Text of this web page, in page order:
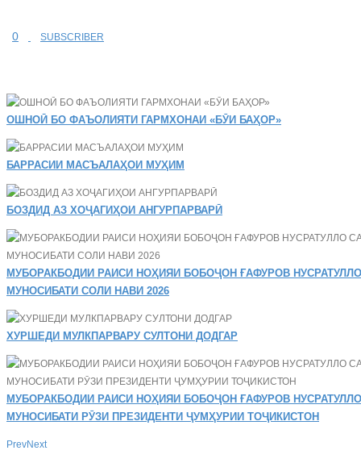
0 SUBSCRIBER
ОШНОӢ БО ФАЪОЛИЯТИ ГАРМХОНАИ «БӮИ БАҲОР»
БАРРАСИИ МАСЪАЛАҲОИ МУҲИМ
БОЗДИД АЗ ХОҶАГИҲОИ АНГУРПАРВАРӢ
МУБОРАКБОДИИ РАИСИ НОҲИЯИ БОБОҶОН ҒАФУРОВ
МУНОСИБАТИ СОЛИ НАВИ 2026
ХУРШЕДИ МУЛКПАРВАРУ СУЛТОНИ ДОДГАР
МУБОРАКБОДИИ РАИСИ НОҲИЯИ БОБОҶОН ҒАФУРОВ
МУНОСИБАТИ РӮЗИ ПРЕЗИДЕНТИ ҶУМҲУРИИ ТОҶИКИСТОН
PrevNext